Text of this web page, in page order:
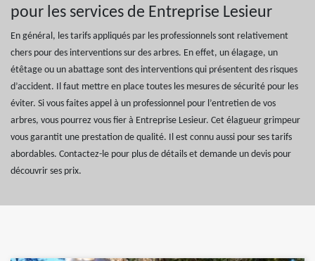
pour les services de Entreprise Lesieur
En général, les tarifs appliqués par les professionnels sont relativement
chers pour des interventions sur des arbres. En effet, un élagage, un
étêtage ou un abattage sont des interventions qui présentent des risques
d’accident. Il faut mettre en place toutes les mesures de sécurité pour les
éviter. Si vous faites appel à un professionnel pour l’entretien de vos
arbres, vous pourrez vous fier à Entreprise Lesieur. Cet élagueur grimpeur
vous garantit une prestation de qualité. Il est connu aussi pour ses tarifs
abordables. Contactez-le pour plus de détails et demande un devis pour
découvrir ses prix.